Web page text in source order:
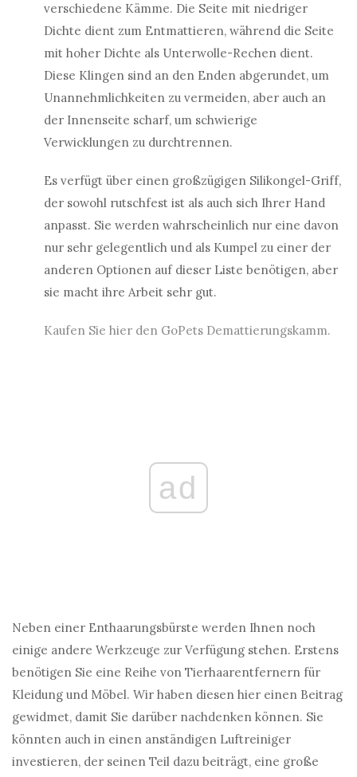
verschiedene Kämme. Die Seite mit niedriger
Dichte dient zum Entmattieren, während die Seite
mit hoher Dichte als Unterwolle-Rechen dient.
Diese Klingen sind an den Enden abgerundet, um
Unannehmlichkeiten zu vermeiden, aber auch an
der Innenseite scharf, um schwierige
Verwicklungen zu durchtrennen.
Es verfügt über einen großzügigen Silikongel-Griff,
der sowohl rutschfest ist als auch sich Ihrer Hand
anpasst. Sie werden wahrscheinlich nur eine davon
nur sehr gelegentlich und als Kumpel zu einer der
anderen Optionen auf dieser Liste benötigen, aber
sie macht ihre Arbeit sehr gut.
Kaufen Sie hier den GoPets Demattierungskamm.
ad
Neben einer Enthaarungsbürste werden Ihnen noch
einige andere Werkzeuge zur Verfügung stehen. Erstens
benötigen Sie eine Reihe von Tierhaarentfernern für
Kleidung und Möbel. Wir haben diesen hier einen Beitrag
gewidmet, damit Sie darüber nachdenken können. Sie
könnten auch in einen anständigen Luftreiniger
investieren, der seinen Teil dazu beiträgt, eine große